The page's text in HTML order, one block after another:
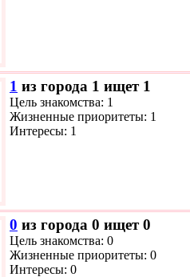
1 из города 1 ищет 1
Цель знакомства: 1
Жизненные приоритеты: 1
Интересы: 1
0 из города 0 ищет 0
Цель знакомства: 0
Жизненные приоритеты: 0
Интересы: 0